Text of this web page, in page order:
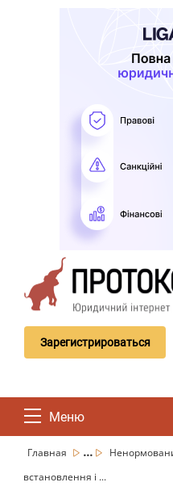
Зарегистрироваться
Меню
Главная ...
встановлення і ...